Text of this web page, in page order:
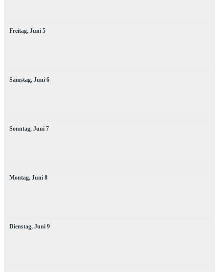
Freitag, Juni 5
Samstag, Juni 6
Sonntag, Juni 7
Montag, Juni 8
Dienstag, Juni 9